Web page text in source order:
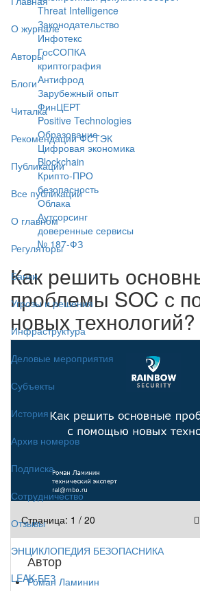
О журнале
Авторы
Блоги
Читалка
Рекомендации ФСТЭК
Публикации
Все публикации
О главном
Регуляторы
Банки
Угрозы и решения
Инфраструктура
Деловые мероприятия
Субъекты
История
Архив номеров
Подписка
Сотрудничество
Отзывы
ЭНЦИКЛОПЕДИЯ БЕЗОПАСНИКА
LEAK-БЕЗ
Threat Intelligence
Законодательство
Инфотекс
ГосСОПКА
криптография
Антифрод
Зарубежный опыт
ФинЦЕРТ
Positive Technologies
Образование
Цифровая экономика
Blockchain
Крипто-ПРО
безопасность
Облака
Аутсорсинг
доверенные сервисы
№ 187-ФЗ
Как решить
проблемы SOC с
новых технологий?
Страница: 1 / 20
Автор
Роман Ламинин